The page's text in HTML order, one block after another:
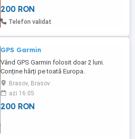
200 RON
Telefon validat
GPS Garmin
Vând GPS Garmin folosit doar 2 luni.
Conține hărți pe toată Europa.
Brasov, Brasov
azi 16:05
200 RON